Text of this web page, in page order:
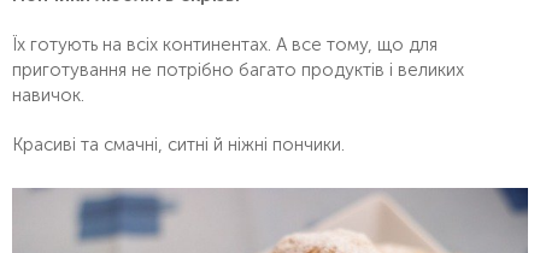
Їх готують на всіх континентах. А все тому, що для
приготування не потрібно багато продуктів і великих
навичок.
Красиві та смачні, ситні й ніжні пончики.